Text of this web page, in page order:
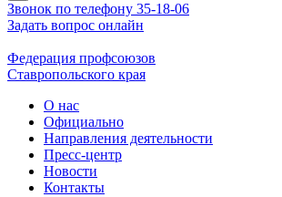
Звонок по телефону 35-18-06
Задать вопрос онлайн
Федерация профсоюзов
Ставропольского края
О нас
Официально
Направления деятельности
Пресс-центр
Новости
Контакты